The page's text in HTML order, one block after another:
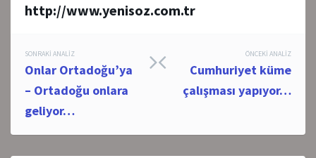
http://www.yenisoz.com.tr
Post
navigation
ÖNCEKI ANALIZ
Cumhuriyet küme
çalışması yapıyor…
SONRAKI ANALIZ
Onlar Ortadoğu’ya
– Ortadoğu onlara
geliyor…